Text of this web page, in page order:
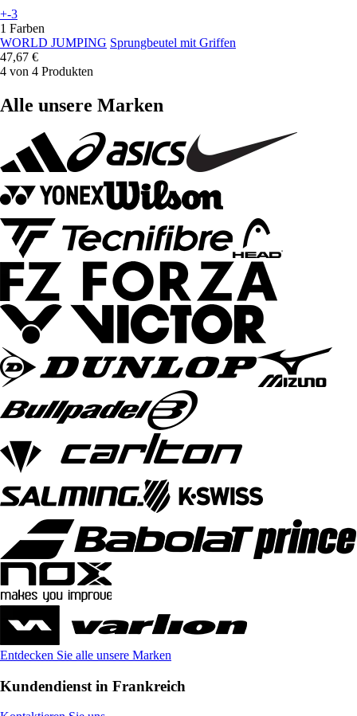
+-3
1 Farben
WORLD JUMPING Sprungbeutel mit Griffen
47,67 €
4 von 4 Produkten
Alle unsere Marken
Entdecken Sie alle unsere Marken
Kundendienst in Frankreich